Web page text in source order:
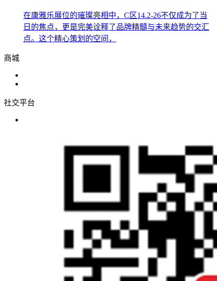
在康雅乐展位的璀璨亮相中，C区14.2-26不仅成为了当
日的焦点，更是完美诠释了品牌精髓与未来趋势的交汇
点。这个精心策划的空间，
商城
社交平台